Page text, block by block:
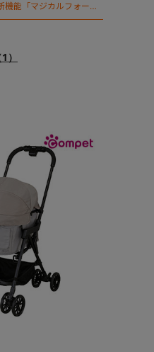
機能「マジカルフォール
）